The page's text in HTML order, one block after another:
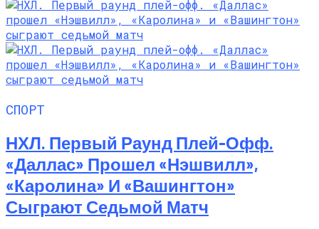
СПОРТ
НХЛ. Первый Раунд Плей-Офф.
«Даллас» Прошел «Нэшвилл»,
«Каролина» И «Вашингтон»
Сыграют Седьмой Матч